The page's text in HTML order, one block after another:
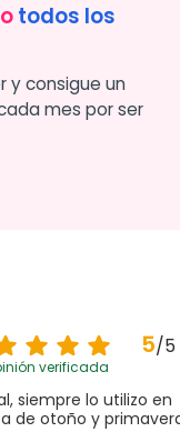
todos los
y consigue un
mes por ser
5/5
verificada
siempre lo utilizo en
de otoño y